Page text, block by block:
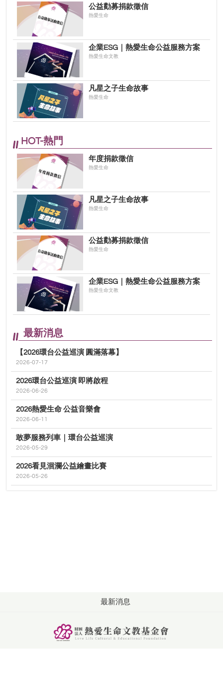
公益勸募捐款徵信
熱愛生命
企業ESG｜熱愛生命公益服務方案
熱愛生命文教
凡星之子生命故事
熱愛生命
HOT-熱門
年度捐款徵信
熱愛生命
凡星之子生命故事
熱愛生命
公益勸募捐款徵信
熱愛生命
企業ESG｜熱愛生命公益服務方案
熱愛生命文教
最新消息
【2026環台公益巡演 圓滿落幕】
2026-07-17
2026環台公益巡演 即將啟程
2026-06-26
2026熱愛生命 公益音樂會
2026-06-11
敢夢服務列車｜環台公益巡演
2026-05-29
2026看見洄瀾公益繪畫比賽
2026-05-26
最新消息